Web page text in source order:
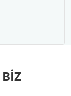
BİZ